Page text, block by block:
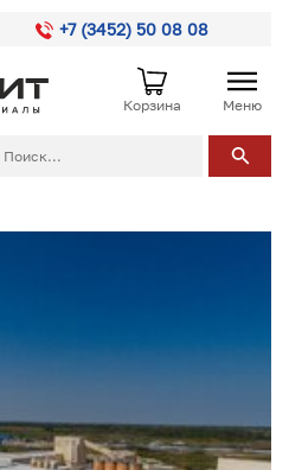
+7 (3452) 50 08 08
Корзина Меню